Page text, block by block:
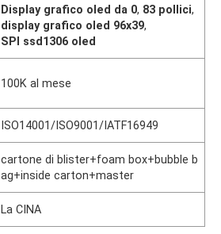
Display grafico oled da 0, 83 pollici,
display grafico oled 96x39,
SPI ssd1306 oled
100K al mese
ISO14001/ISO9001/IATF16949
cartone di blister+foam box+bubble b
ag+inside carton+master
La CINA